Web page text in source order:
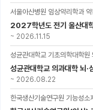
서울아산병원 임상약리학과
~ 2026.11.15
성균관대학교 기초의학대학원
성균관대학교 의과대학 뇌·
~ 2026.08.22
한국생산기술연구원 기능성소